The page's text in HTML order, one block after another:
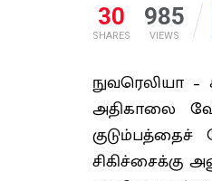
30
SHARES
985
VIEWS
நுவரெலியா
அதிகாலை